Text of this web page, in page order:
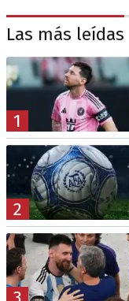
Las más leídas
1
2